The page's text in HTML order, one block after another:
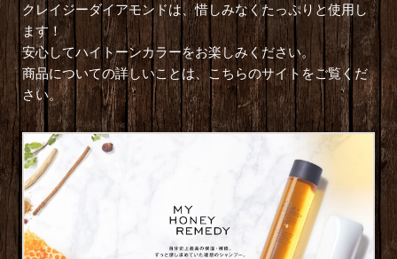
クレイジーダイアモンドは、惜しみなくたっぷりと使用し
ます！
安心してハイトーンカラーをお楽しみください。
商品についての詳しいことは、こちらのサイトをご覧くだ
さい。